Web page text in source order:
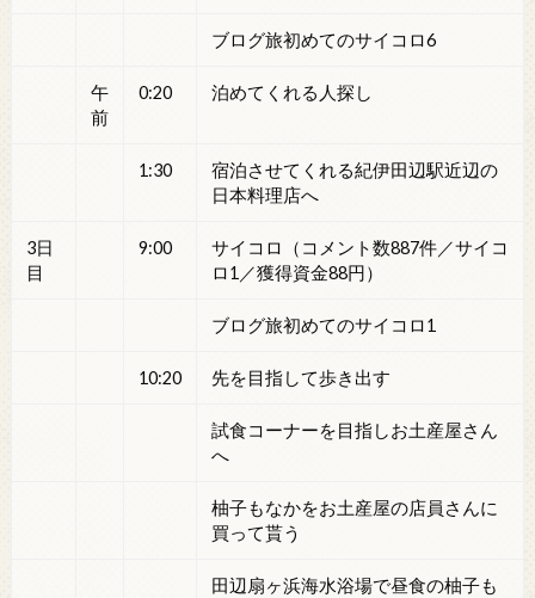
ブログ旅初めてのサイコロ6
午
前
0:20 泊めてくれる人探し
1:30
宿泊させてくれる紀伊田辺駅近辺の
日本料理店へ
3日
目
9:00
サイコロ（コメント数887件／サイコ
ロ1／獲得資金88円）
ブログ旅初めてのサイコロ1
10:20 先を目指して歩き出す
試食コーナーを目指しお土産屋さん
へ
柚子もなかをお土産屋の店員さんに
買って貰う
田辺扇ヶ浜海水浴場で昼食の柚子も